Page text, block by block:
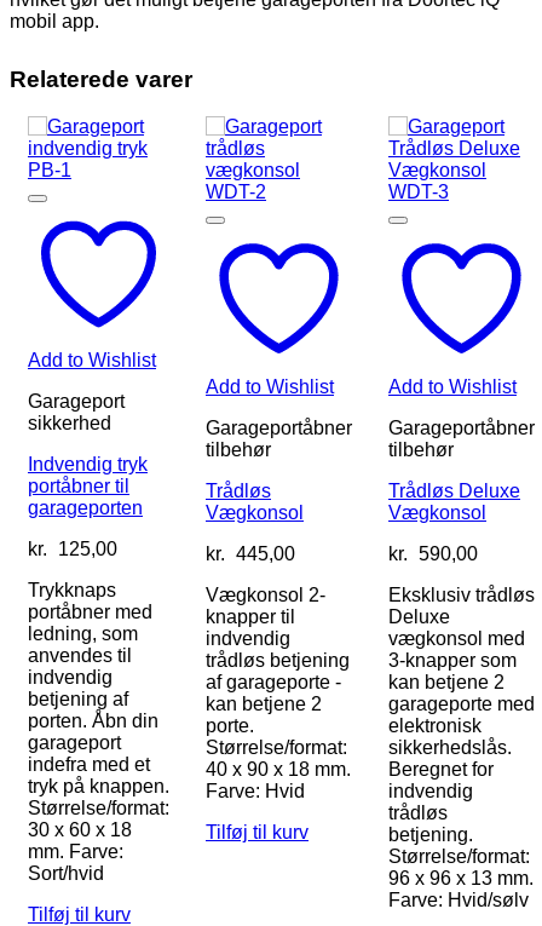
mobil app.
Relaterede varer
Add to Wishlist
Garageport
sikkerhed
Indvendig tryk
portåbner til
garageporten
kr.
125,00
Trykknaps
portåbner med
ledning, som
anvendes til
indvendig
betjening af
porten. Åbn din
garageport
indefra med et
tryk på knappen.
Størrelse/format:
30 x 60 x 18
mm. Farve:
Sort/hvid
Tilføj til kurv
Add to Wishlist
Garageportåbner
tilbehør
Trådløs
Vægkonsol
kr. 445,00
Vægkonsol 2-
knapper til
indvendig
trådløs betjening
af garageporte -
kan betjene 2
porte.
Størrelse/format:
40 x 90 x 18 mm.
Farve: Hvid
Tilføj til kurv
Add to Wishlist
Garageportåbner
tilbehør
Trådløs Deluxe
Vægkonsol
kr. 590,00
Eksklusiv trådløs
Deluxe
vægkonsol med
3-knapper som
kan betjene 2
garageporte med
elektronisk
sikkerhedslås.
Beregnet for
indvendig
trådløs
betjening.
Størrelse/format:
96 x 96 x 13 mm.
Farve: Hvid/sølv